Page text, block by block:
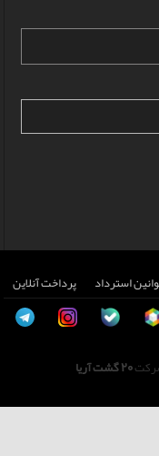
استرداد پرداخت آنلاین
20 گشت آریا